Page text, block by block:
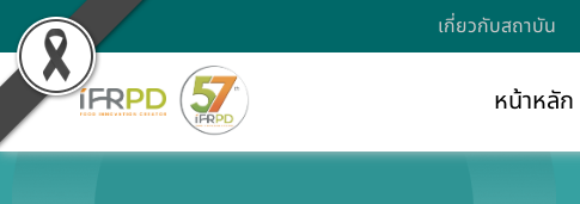
เกี่ยวกับสถาบัน
หน้าหลัก